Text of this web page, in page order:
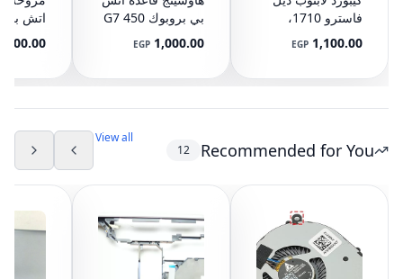
فاسترو 1710،
1720، PP36X،
J485C باللون الأسود
1,100.00
EGP
بي بروبوك 450 G7
Cover L79384-001
1,000.00
EGP
اتش بي
15-CX L20335-001
Recommended for You
12
View all